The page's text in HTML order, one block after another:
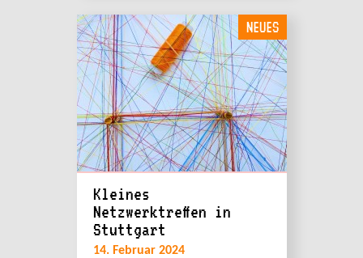
NEUES
Kleines
Netzwerktreffen in
Stuttgart
14. Februar 2024